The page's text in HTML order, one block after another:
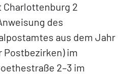
2
des
aus dem Jahr
Postbezirken) im
2–3 im